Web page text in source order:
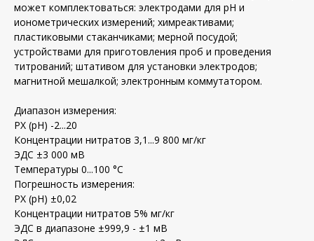
может комплектоваться: электродами для рН и
ионометрических измерений; химреактивами;
пластиковыми стаканчиками; мерной посудой;
устройствами для приготовления проб и проведения
титрований; штативом для установки электродов;
магнитной мешалкой; электронным коммутатором.
Диапазон измерения:
РХ (рН) -2...20
Концентрации нитратов 3,1...9 800 мг/кг
ЭДС ±3 000 мВ
Температуры 0...100 °С
Погрешность измерения:
РХ (рН) ±0,02
Концентрации нитратов 5% мг/кг
ЭДС в диапазоне ±999,9 - ±1 мВ